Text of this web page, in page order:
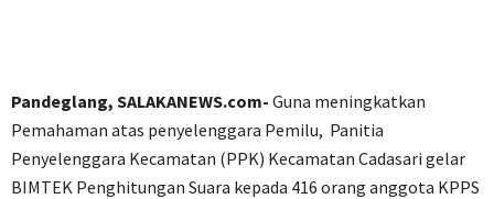
Pandeglang, SALAKANEWS.com- Guna meningkatkan
Pemahaman atas penyelenggara Pemilu, Panitia
Penyelenggara Kecamatan (PPK) Kecamatan Cadasari gelar
BIMTEK Penghitungan Suara kepada 416 orang anggota KPPS